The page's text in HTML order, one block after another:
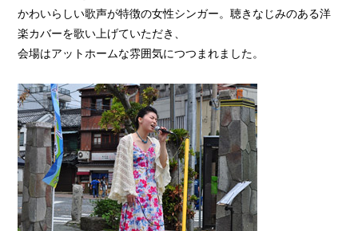
かわいらしい歌声が特徴の女性シンガー。聴きなじみのある洋
楽カバーを歌い上げていただき、
会場はアットホームな雰囲気につつまれました。